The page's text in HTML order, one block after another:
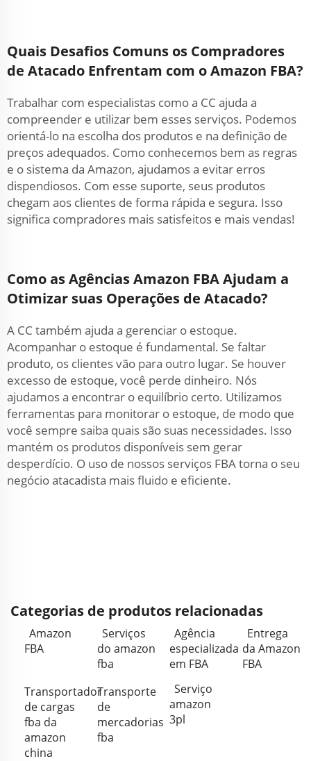
Quais Desafios Comuns os Compradores
de Atacado Enfrentam com o Amazon FBA?
Trabalhar com especialistas como a CC ajuda a
compreender e utilizar bem esses serviços. Podemos
orientá-lo na escolha dos produtos e na definição de
preços adequados. Como conhecemos bem as regras
e o sistema da Amazon, ajudamos a evitar erros
dispendiosos. Com esse suporte, seus produtos
chegam aos clientes de forma rápida e segura. Isso
significa compradores mais satisfeitos e mais vendas!
Como as Agências Amazon FBA Ajudam a
Otimizar suas Operações de Atacado?
A CC também ajuda a gerenciar o estoque.
Acompanhar o estoque é fundamental. Se faltar
produto, os clientes vão para outro lugar. Se houver
excesso de estoque, você perde dinheiro. Nós
ajudamos a encontrar o equilíbrio certo. Utilizamos
ferramentas para monitorar o estoque, de modo que
você sempre saiba quais são suas necessidades. Isso
mantém os produtos disponíveis sem gerar
desperdício. O uso de nossos serviços FBA torna o seu
negócio atacadista mais fluido e eficiente.
Categorias de produtos relacionadas
Amazon
FBA
Serviços
do amazon
fba
Agência
especializada
em FBA
Entrega
da Amazon
FBA
Transportador
de cargas
fba da
amazon
china
Transporte
de
mercadorias
fba
Serviço
amazon
3pl